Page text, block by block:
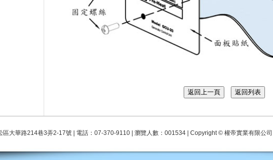
區大華路214巷3弄2-17號 | 電話：07-370-9110 | 瀏覽人數：001534 | Copyright © 權帝實業有限公